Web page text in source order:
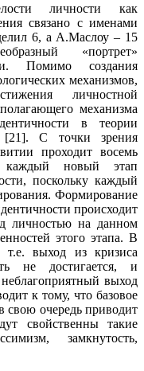
личности как
связано с именами
6, а А.Маслоу – 15
«портрет»
Помимо создания
механизмов,
личностной
механизма
в теории
[21]. С точки зрения
проходит восемь
новый этап
поскольку каждый
Формирование
происходит
личностью на данном
этого этапа. В
т.е. выход из кризиса
не достигается, и
выход
к тому, что базовое
свою очередь приводит
свойственны такие
замкнутость,